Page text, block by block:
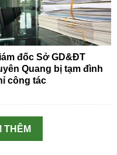
đốc Sở GD&ĐT
Quang bị tạm đình
công tác
THÊM